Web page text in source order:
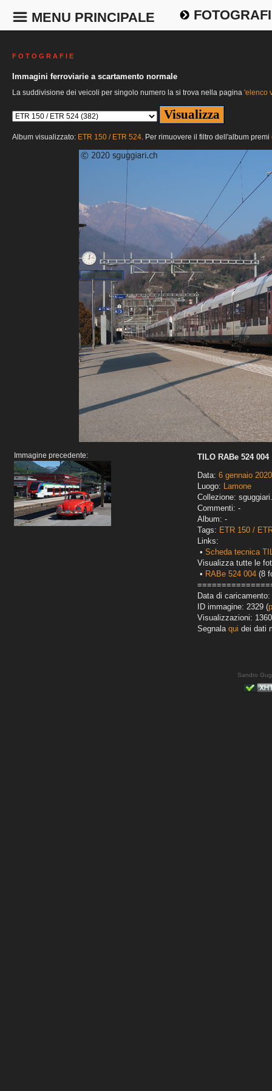
MENU PRINCIPALE
F O T O G R A F I E
Immagini ferroviarie a scartamento normale
La suddivisione dei veicoli per singolo numero la si trova nella pagina 'elenco
Album visualizzato: ETR 150 / ETR 524. Per rimuovere il filtro dell'album premi
Immagine precedente:
TILO RABe 524 004
Data: 6 gennaio 2020
Luogo: Lamone
Collezione:
Commenti: -
Album: -
Tags: ETR 150 /
Links:
• Scheda tecnica
Visualizza tutte le
• RABe 524 004 (8
Data di
ID immagine: 2329 (
Visualizzazioni: 1360
Segnala qui dei dati
Sandro